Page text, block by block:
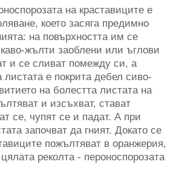
на краставиците е
което засяга предимно
на повърхността им се
жълти заоблени или ъглови
и се сливат помежду си, а
листата е покрита дебел сиво-
на болестта листата на
и изсъхват, стават
се, чупят се и падат. А при
започват да гният. Докато се
пожълтяват в оранжерия,
реколта - пероноспорозата